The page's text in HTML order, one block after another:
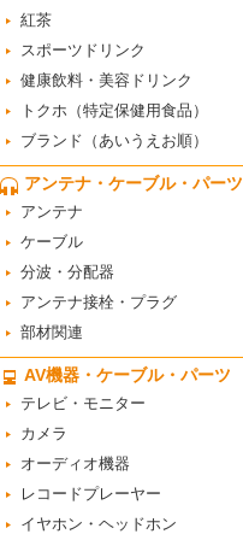
紅茶
スポーツドリンク
健康飲料・美容ドリンク
トクホ（特定保健用食品）
ブランド（あいうえお順）
アンテナ・ケーブル・パーツ
アンテナ
ケーブル
分波・分配器
アンテナ接栓・プラグ
部材関連
AV機器・ケーブル・パーツ
テレビ・モニター
カメラ
オーディオ機器
レコードプレーヤー
イヤホン・ヘッドホン